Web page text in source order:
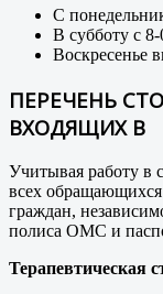
С
В субботу с
Воскресенье
ПЕРЕЧЕНЬ
ВХОДЯЩИХ В
Учитывая работу в
всех
граждан,
полиса ОМС и
Терапевтическая